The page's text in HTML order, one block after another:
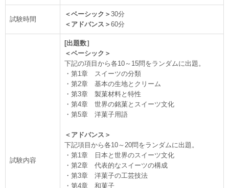
試験時間
＜ベーシック＞ 30分
＜アドバンス＞ 60分
試験内容
[出題数］
＜ベーシック＞
下記の項目から各10～15問をランダムに出題。
・第1章 スイーツの分類
・第2章 基本の生地とクリーム
・第3章 製菓材料と特性
・第4章 世界の銘菓とスイーツ文化
・第5章 洋菓子用語
＜アドバンス＞
下記項目から各10～20問をランダムに出題。
・第1章 日本と世界のスイーツ文化
・第2章 代表的なスイーツの構成
・第3章 洋菓子の工芸技法
・第4章 和菓子